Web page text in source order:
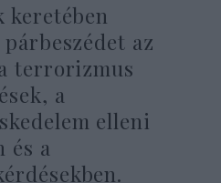
keretében
az
terrorizmus
a
elleni
és a